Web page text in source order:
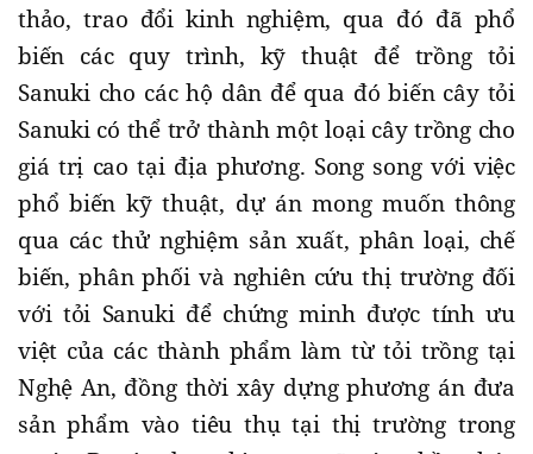
thảo, trao đổi kinh nghiệm, qua đó đã phổ
biến các quy trình, kỹ thuật để trồng tỏi
Sanuki cho các hộ dân để qua đó biến cây tỏi
Sanuki có thể trở thành một loại cây trồng cho
giá trị cao tại địa phương. Song song với việc
phổ biến kỹ thuật, dự án mong muốn thông
qua các thử nghiệm sản xuất, phân loại, chế
biến, phân phối và nghiên cứu thị trường đối
với tỏi Sanuki để chứng minh được tính ưu
việt của các thành phẩm làm từ tỏi trồng tại
Nghệ An, đồng thời xây dựng phương án đưa
sản phẩm vào tiêu thụ tại thị trường trong